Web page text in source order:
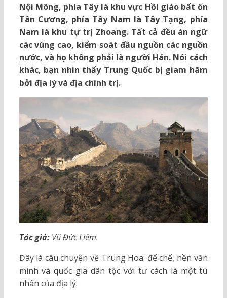
Nội Mông, phía Tây là khu vực Hồi giáo bất ổn
Tân Cương, phía Tây Nam là Tây Tạng, phía
Nam là khu tự trị Zhoang. Tất cả đều án ngữ
các vùng cao, kiểm soát đầu nguồn các nguồn
nước, và họ không phải là người Hán. Nói cách
khác, bạn nhìn thấy Trung Quốc bị giam hãm
bởi địa lý và địa chính trị.
Tác giả:Vũ Đức Liêm.
Đây là câu chuyện về Trung Hoa: đế chế, nền văn
minh và quốc gia dân tộc với tư cách là một tù
nhân của địa lý.